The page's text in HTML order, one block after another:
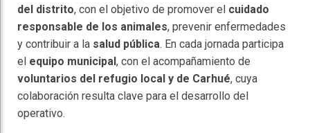
del distrito, con el objetivo de promover el cuidado
responsable de los animales, prevenir enfermedades
y contribuir a la salud pública. En cada jornada participa
el equipo municipal , con el acompañamiento de
voluntarios del refugio local y de Carhué, cuya
colaboración resulta clave para el desarrollo del
operativo.